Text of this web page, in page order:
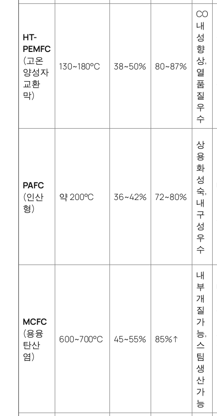
HT-
PEMFC
(고온
양성자
교환
막)
130~180°C 38~50% 80~87%
CO
내
성
향
상,
열
품
질
우
수
PAFC
(인산
형)
약 200°C 36~42% 72~80%
상
용
화
성
숙,
내
구
성
우
수
MCFC
(용융
탄산
염)
600~700°C 45~55% 85%↑
내
부
개
질
가
능,
스
팀
생
산
가
능